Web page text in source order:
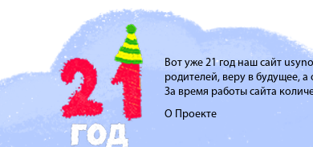
Вот уже 21 год наш сайт
родителей, веру в будущее,
За время работы сайта
О Проекте